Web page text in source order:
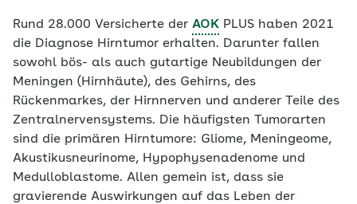
Rund 28.000 Versicherte der AOK PLUS haben 2021
die Diagnose Hirntumor erhalten. Darunter fallen
sowohl bös- als auch gutartige Neubildungen der
Meningen (Hirnhäute), des Gehirns, des
Rückenmarkes, der Hirnnerven und anderer Teile des
Zentralnervensystems. Die häufigsten Tumorarten
sind die primären Hirntumore: Gliome, Meningeome,
Akustikusneurinome, Hypophysenadenome und
Medulloblastome. Allen gemein ist, dass sie
gravierende Auswirkungen auf das Leben der